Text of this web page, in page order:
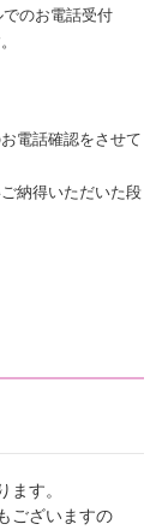
のお電話受付
電話確認をさせて
納得いただいた段
す。
ございますの